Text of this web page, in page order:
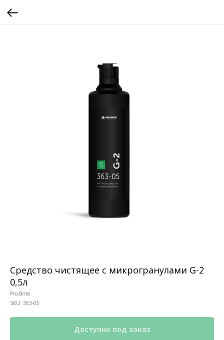
Средство чистящее с микрогранулами G-2
0,5л
Pro-Brite
SKU: 363-05